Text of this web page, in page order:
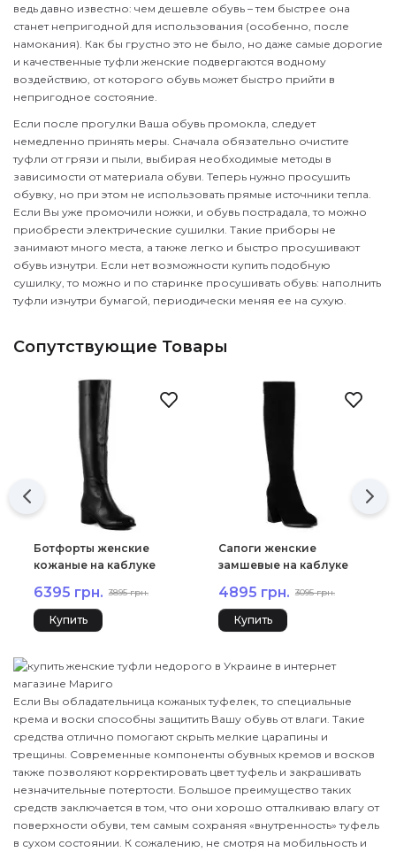
ведь давно известно: чем дешевле обувь – тем быстрее она
станет непригодной для использования (особенно, после
намокания). Как бы грустно это не было, но даже самые дорогие
и качественные туфли женские подвергаются водному
воздействию, от которого обувь может быстро прийти в
непригодное состояние.
Если после прогулки Ваша обувь промокла, следует
немедленно принять меры. Сначала обязательно очистите
туфли от грязи и пыли, выбирая необходимые методы в
зависимости от материала обуви. Теперь нужно просушить
обувку, но при этом не использовать прямые источники тепла.
Если Вы уже промочили ножки, и обувь пострадала, то можно
приобрести электрические сушилки. Такие приборы не
занимают много места, а также легко и быстро просушивают
обувь изнутри. Если нет возможности купить подобную
сушилку, то можно и по старинке просушивать обувь: наполнить
туфли изнутри бумагой, периодически меняя ее на сухую.
Сопутствующие Товары
Ботфорты женские
кожаные на каблуке
1061Ц
6395 грн. 3895 грн.
Купить
Сапоги женские
замшевые на каблуке
4895 грн. 3095 грн.
Купить
Если Вы обладательница кожаных туфелек, то специальные
крема и воски способны защитить Вашу обувь от влаги. Такие
средства отлично помогают скрыть мелкие царапины и
трещины. Современные компоненты обувных кремов и восков
также позволяют корректировать цвет туфель и закрашивать
незначительные потертости. Большое преимущество таких
средств заключается в том, что они хорошо отталкиваю влагу от
поверхности обуви, тем самым сохраняя «внутренность» туфель
в сухом состоянии. К сожалению, не смотря на мобильность и